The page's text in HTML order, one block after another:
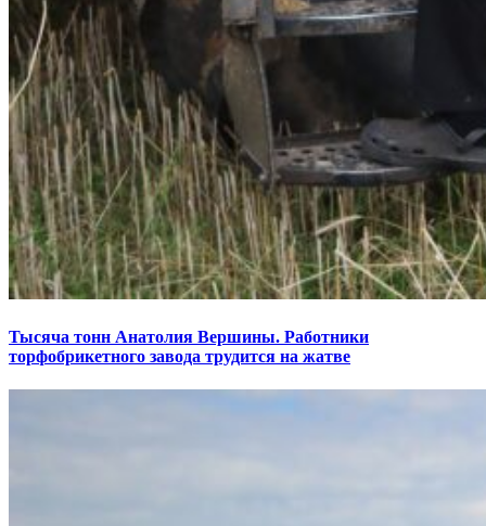
Тысяча тонн Анатолия Вершины. Работники
торфобрикетного завода трудится на жатве